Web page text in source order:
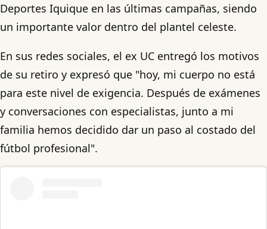
Deportes Iquique en las últimas campañas, siendo
un importante valor dentro del plantel celeste.
En sus redes sociales, el ex UC entregó los motivos
de su retiro y expresó que "hoy, mi cuerpo no está
para este nivel de exigencia. Después de exámenes
y conversaciones con especialistas, junto a mi
familia hemos decidido dar un paso al costado del
fútbol profesional".